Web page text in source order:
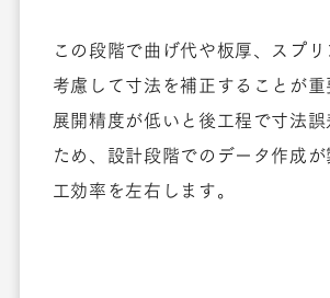
この段階で曲げ代や板厚、スプ
考慮して寸法を補正することが重
展開精度が低いと後工程で寸法誤
ため、設計段階でのデータ作成
工効率を左右します。